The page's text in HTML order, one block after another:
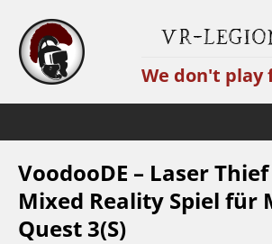
VR-
We don't play
VoodooDE – Laser
Mixed Reality Spiel für
Quest 3(S)